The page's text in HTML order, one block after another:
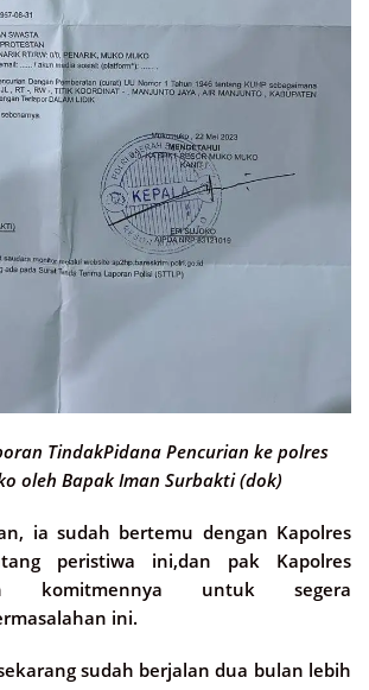
TindakPidana Pencurian ke polres
oleh Bapak Iman Surbakti (dok)
ia sudah bertemu dengan Kapolres
peristiwa ini,dan pak Kapolres
komitmennya untuk segera
ini.
sudah berjalan dua bulan lebih